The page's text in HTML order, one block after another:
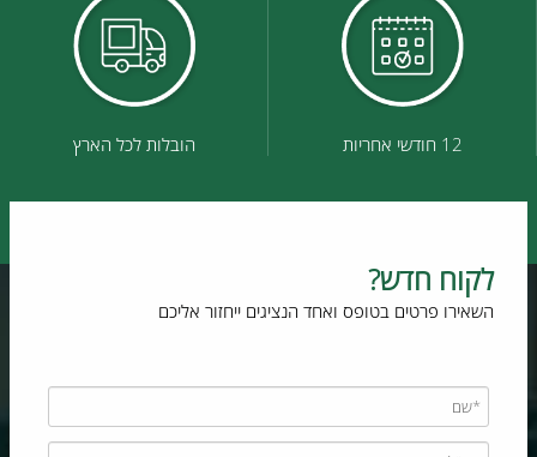
12 חודשי אחריות הובלות לכל הארץ
לקוח חדש?
השאירו פרטים בטופס ואחד הנציגים ייחזור אליכם